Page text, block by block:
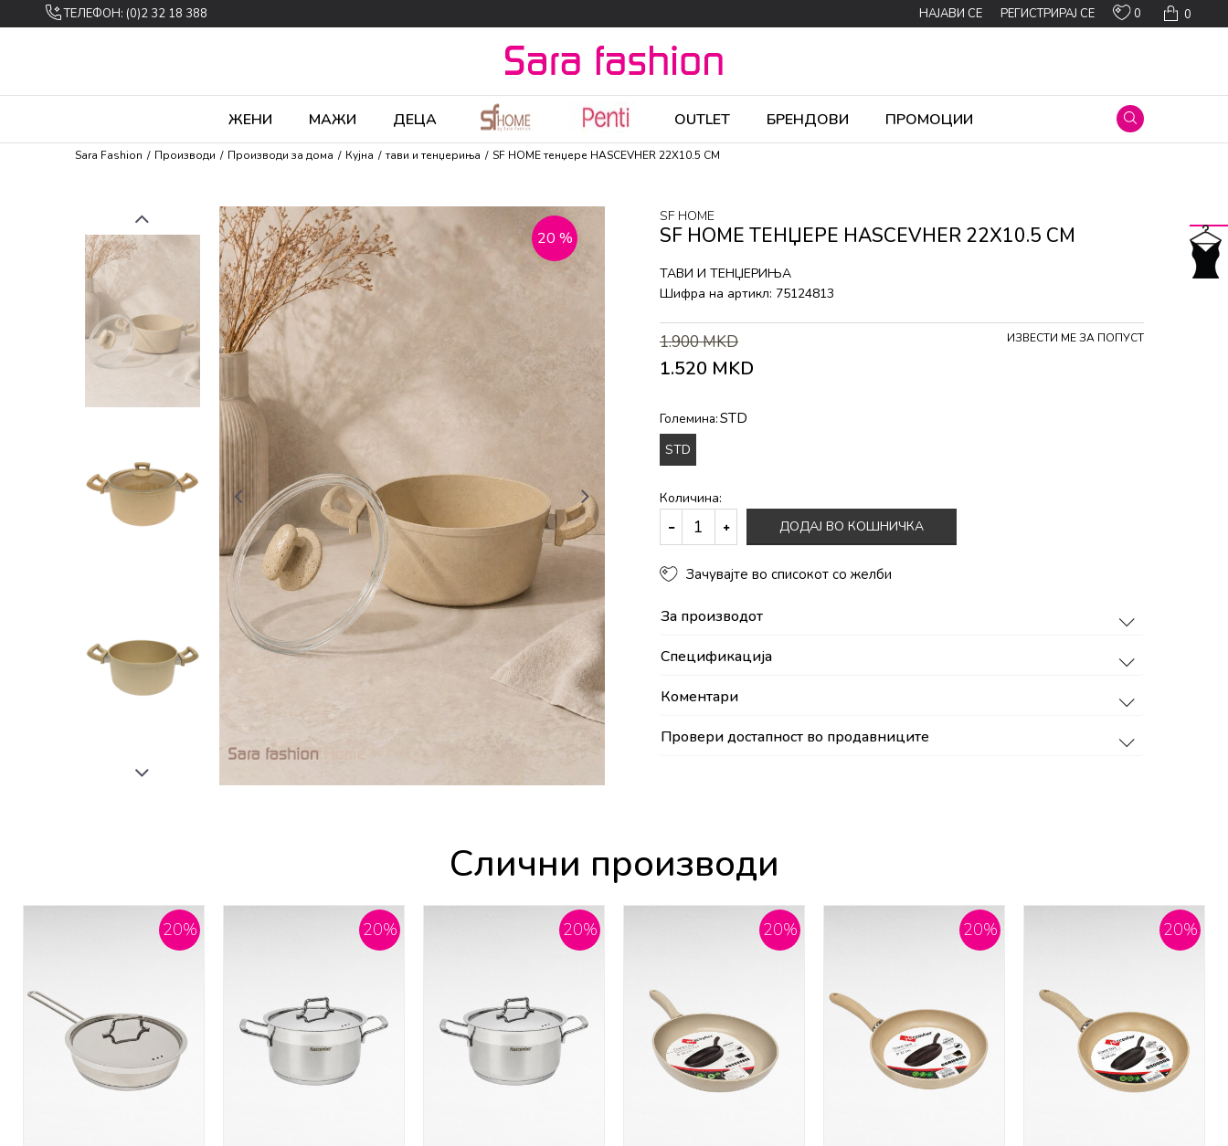
ТЕЛЕФОН: (0)2 32 18 388 0
0
НАЈАВИ СЕ РЕГИСТРИРАЈ СЕ
ЖЕНИ МАЖИ ДЕЦА OUTLET БРЕНДОВИ ПРОМОЦИИ
Sara Fashion Производи Производи за дома Кујна тави и тенџериња SF HOME тенџере HASCEVHER 22X10.5 CM
20 %
SF HOME
SF HOME ТЕНЏЕРЕ HASCEVHER 22X10.5 CM
ТАВИ И ТЕНЏЕРИЊА
Шифра на артикл: 75124813
1.900MKD
1.520 MKD
ИЗВЕСТИ МЕ ЗА ПОПУСТ
Големина:STD
STD
Количина:
ДОДАЈ ВО КОШНИЧКА
Зачувајте во списокот со желби
За производот
Спецификација
Коментари
Провери достапност во продавниците
Слични производи
20% 20% 20% 20% 20% 20%